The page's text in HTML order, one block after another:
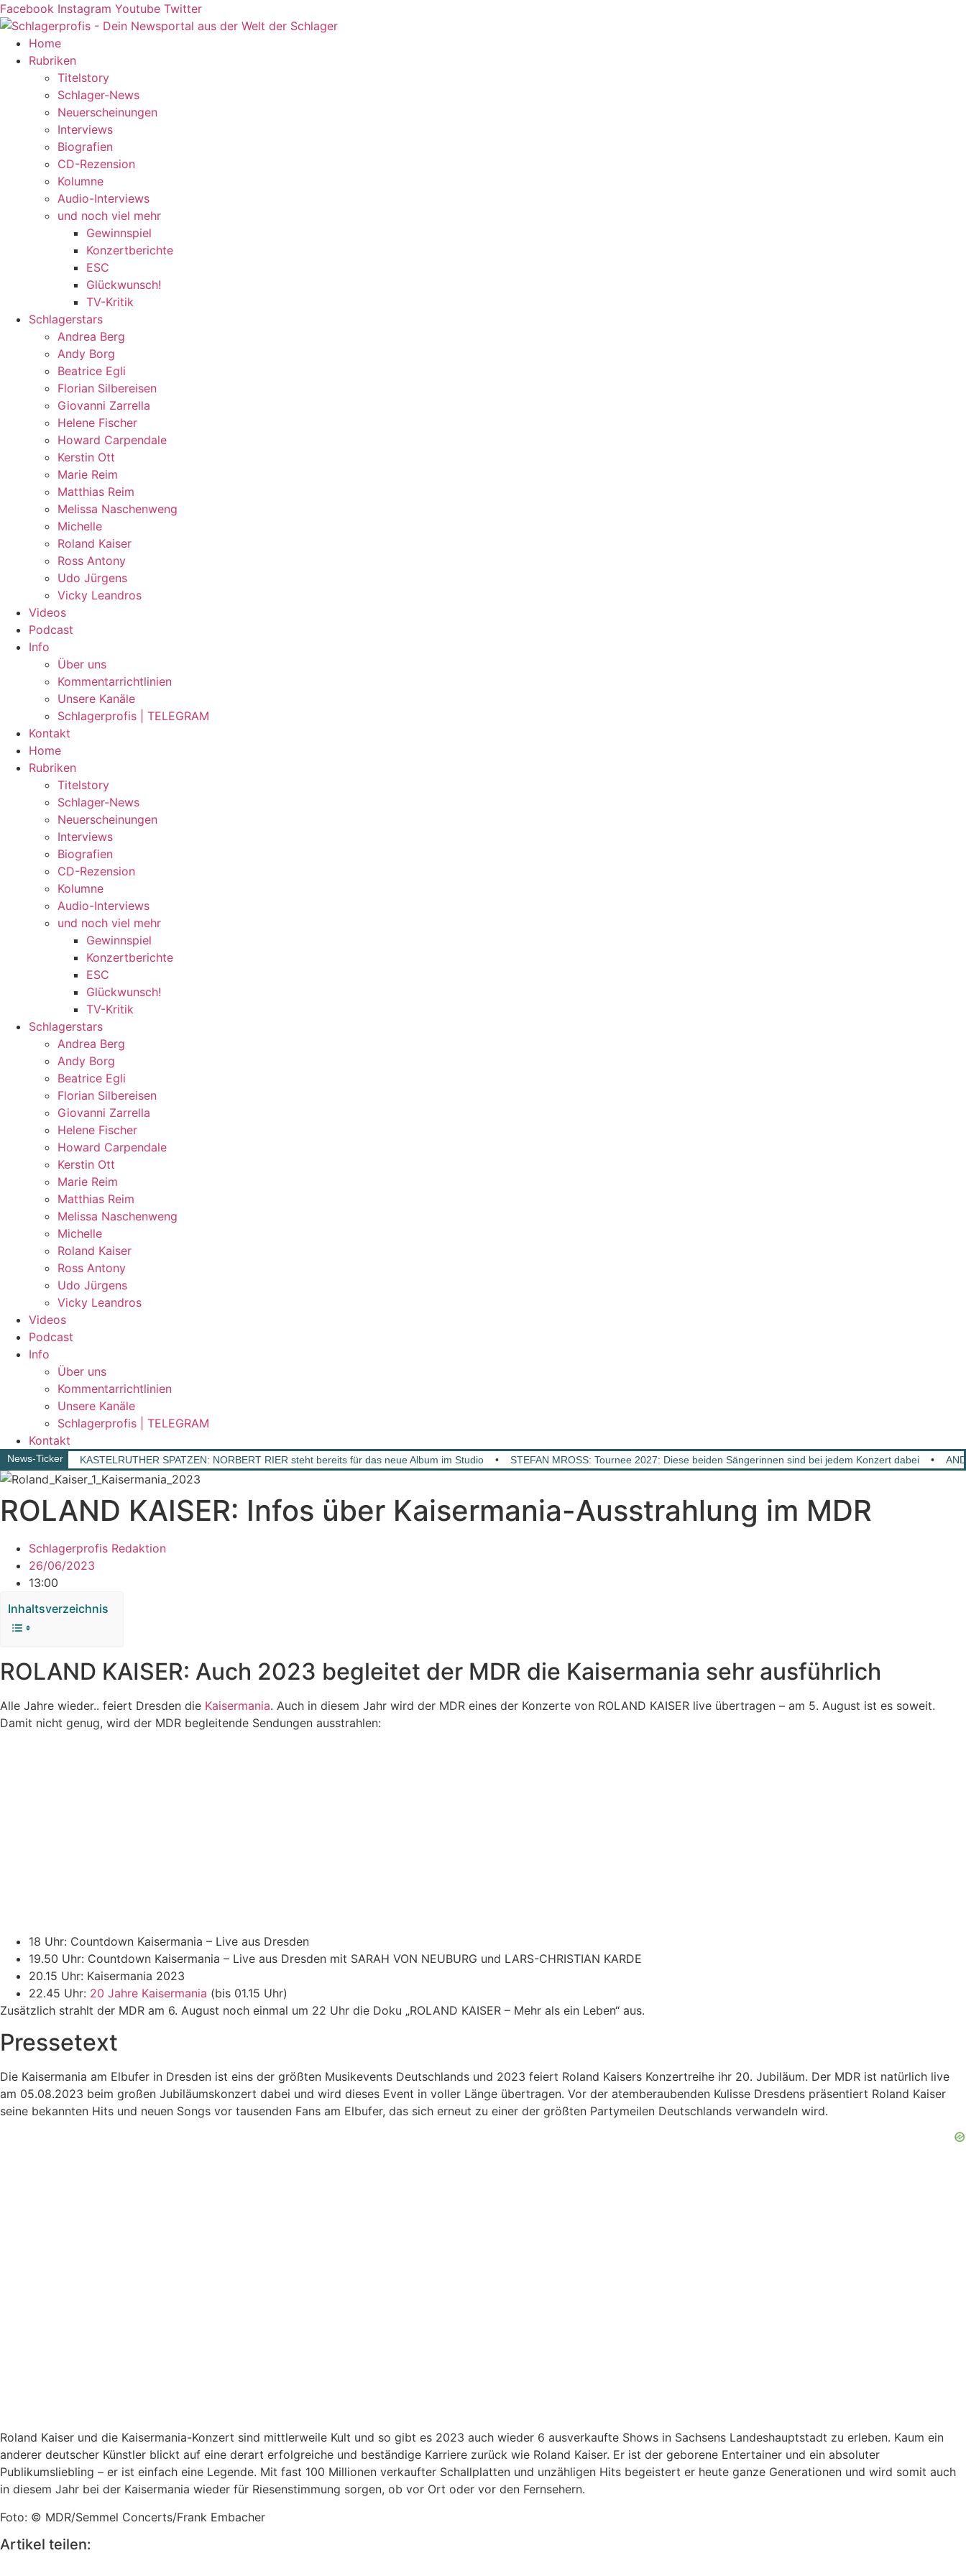
Zum
Inhalt
springen
Facebook Instagram Youtube Twitter
Home
Rubriken
Titelstory
Schlager-News
Neuerscheinungen
Interviews
Biografien
CD-Rezension
Kolumne
Audio-Interviews
und noch viel mehr
Gewinnspiel
Konzertberichte
ESC
Glückwunsch!
TV-Kritik
Schlagerstars
Andrea Berg
Andy Borg
Beatrice Egli
Florian Silbereisen
Giovanni Zarrella
Helene Fischer
Howard Carpendale
Kerstin Ott
Marie Reim
Matthias Reim
Melissa Naschenweng
Michelle
Roland Kaiser
Ross Antony
Udo Jürgens
Vicky Leandros
Videos
Podcast
Info
Über uns
Kommentarrichtlinien
Unsere Kanäle
Schlagerprofis | TELEGRAM
Kontakt
Home
Rubriken
Titelstory
Schlager-News
Neuerscheinungen
Interviews
Biografien
CD-Rezension
Kolumne
Audio-Interviews
und noch viel mehr
Gewinnspiel
Konzertberichte
ESC
Glückwunsch!
TV-Kritik
Schlagerstars
Andrea Berg
Andy Borg
Beatrice Egli
Florian Silbereisen
Giovanni Zarrella
Helene Fischer
Howard Carpendale
Kerstin Ott
Marie Reim
Matthias Reim
Melissa Naschenweng
Michelle
Roland Kaiser
Ross Antony
Udo Jürgens
Vicky Leandros
Videos
Podcast
Info
Über uns
Kommentarrichtlinien
Unsere Kanäle
Schlagerprofis | TELEGRAM
Kontakt
News-Ticker KASTELRUTHER SPATZEN: NORBERT RIER steht bereits für das neue Album im Studio • STEFAN MROSS: Tournee 2027: Diese beiden Sängerinnen sind bei jedem Konzert dabei •
ROLAND KAISER: Infos über Kaisermania-Ausstrahlung im MDR
Schlagerprofis Redaktion
26/06/2023
13:00
Inhaltsverzeichnis
ROLAND KAISER: Auch 2023 begleitet der MDR die Kaisermania sehr ausführlich
Alle Jahre wieder.. feiert Dresden die Kaisermania. Auch in diesem Jahr wird der MDR eines der Konzerte von ROLAND KAISER live übertragen – am 5. August ist es soweit.
Damit nicht genug, wird der MDR begleitende Sendungen ausstrahlen:
18 Uhr: Countdown Kaisermania – Live aus Dresden
19.50 Uhr: Countdown Kaisermania – Live aus Dresden mit SARAH VON NEUBURG und LARS-CHRISTIAN KARDE
20.15 Uhr: Kaisermania 2023
22.45 Uhr: 20 Jahre Kaisermania (bis 01.15 Uhr)
Zusätzlich strahlt der MDR am 6. August noch einmal um 22 Uhr die Doku „ROLAND KAISER – Mehr als ein Leben“ aus.
Pressetext
Die Kaisermania am Elbufer in Dresden ist eins der größten Musikevents Deutschlands und 2023 feiert Roland Kaisers Konzertreihe ihr 20. Jubiläum. Der MDR ist natürlich live
am 05.08.2023 beim großen Jubiläumskonzert dabei und wird dieses Event in voller Länge übertragen. Vor der atemberaubenden Kulisse Dresdens präsentiert Roland Kaiser
seine bekannten Hits und neuen Songs vor tausenden Fans am Elbufer, das sich erneut zu einer der größten Partymeilen Deutschlands verwandeln wird.
Roland Kaiser und die Kaisermania-Konzert sind mittlerweile Kult und so gibt es 2023 auch wieder 6 ausverkaufte Shows in Sachsens Landeshauptstadt zu erleben. Kaum ein
anderer deutscher Künstler blickt auf eine derart erfolgreiche und beständige Karriere zurück wie Roland Kaiser. Er ist der geborene Entertainer und ein absoluter
Publikumsliebling – er ist einfach eine Legende. Mit fast 100 Millionen verkaufter Schallplatten und unzähligen Hits begeistert er heute ganze Generationen und wird somit auch
in diesem Jahr bei der Kaisermania wieder für Riesenstimmung sorgen, ob vor Ort oder vor den Fernsehern.
Foto: © MDR/Semmel Concerts/Frank Embacher
Artikel teilen: